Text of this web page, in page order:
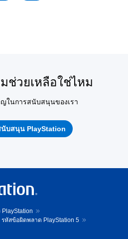
ช่วยเหลือใช่ไหม
ในการสนับสนุนของเรา
นับสนุน PlayStation
รหัสข้อผิดพลาด PlayStation 5